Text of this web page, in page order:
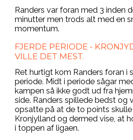
Randers var foran med 3 inden
minutter men trods alt med en
momentum.
FJERDE PERIODE -
VILLE DET MEST.
Ret hurtigt kom Randers foran i
periode. Midt i periode sågar
kampen så ikke godt ud fra
side. Randers spillede bedst og
opsatte på at de to points
Kronjylland og dermed vise, at
i toppen af ligaen.